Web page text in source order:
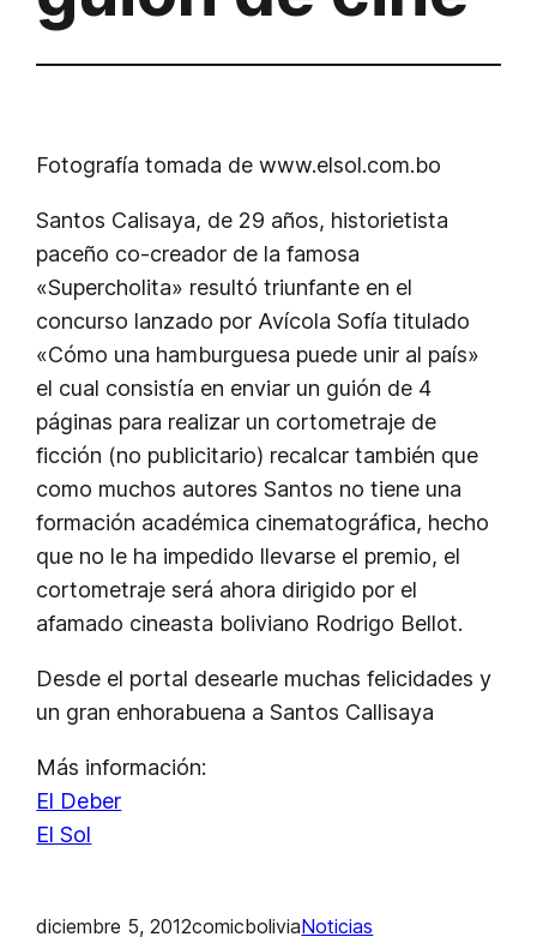
Fotografía tomada de www.elsol.com.bo
Santos Calisaya, de 29 años, historietista
paceño co-creador de la famosa
«Supercholita» resultó triunfante en el
concurso lanzado por Avícola Sofía titulado
«Cómo una hamburguesa puede unir al país»
el cual consistía en enviar un guión de 4
páginas para realizar un cortometraje de
ficción (no publicitario) recalcar también que
como muchos autores Santos no tiene una
formación académica cinematográfica, hecho
que no le ha impedido llevarse el premio, el
cortometraje será ahora dirigido por el
afamado cineasta boliviano Rodrigo Bellot.
Desde el portal desearle muchas felicidades y
un gran enhorabuena a Santos Callisaya
Más información:
El Deber
El Sol
diciembre 5, 2012comicboliviaNoticias